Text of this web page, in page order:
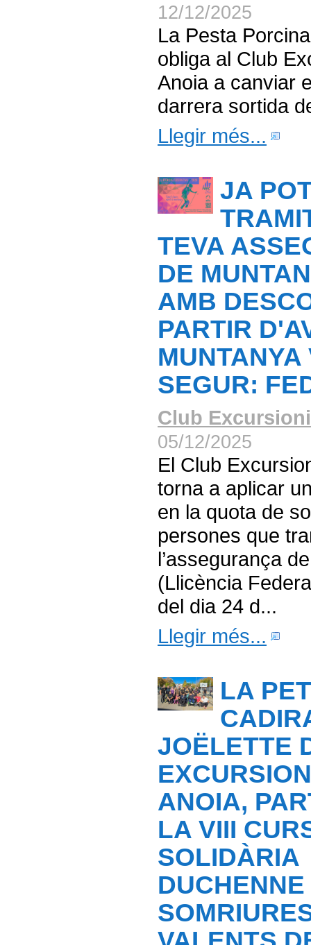
12/12/2025
La Pesta
obliga al Club
Anoia a canviar
darrera sortida
Llegir més...
JA
TEVA
DE
AMB
PARTIR
MUNTANYA
SEGUR:
Club
05/12/2025
El Club
torna a aplicar
en la quota de
persones que
l’assegurança
(Llicència
del dia 24 d...
Llegir més...
LA
JOËLETTE
ANOIA,
LA VIII
SOLIDÀRIA
DUCHENNE